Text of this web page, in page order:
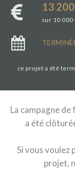
13
sur 10 000
ce projet a été
La campagne
a été
Si vous voulez
projet,